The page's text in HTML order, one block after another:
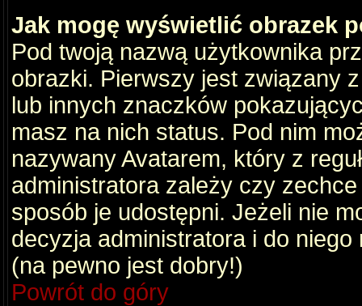
Jak mogę wyświetlić obrazek
Pod twoją nazwą użytkownika
obrazki. Pierwszy jest związany
lub innych znaczków
masz na nich status. Pod nim
nazywany Avatarem, który z
administratora zależy czy
sposób je udostępni. Jeżeli nie
decyzja administratora i do
(na pewno jest dobry!)
Powrót do góry